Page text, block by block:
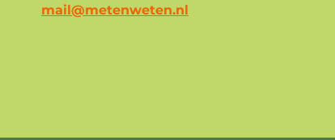
mail@metenweten.nl